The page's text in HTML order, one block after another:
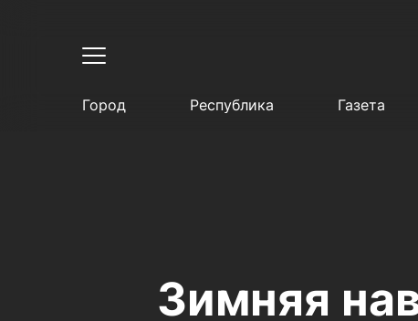
Город Республика Газета
Зимняя